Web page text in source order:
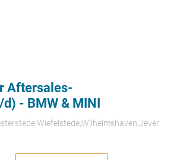
Aftersales-
- BMW & MINI